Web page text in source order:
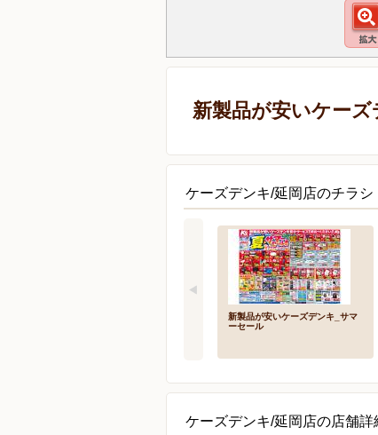
新製品が安いケー
ケーズデンキ/延岡店のチラ
新製品が安いケーズデンキ_サマ
ーセール
ケーズデンキ/延岡店の店舗詳